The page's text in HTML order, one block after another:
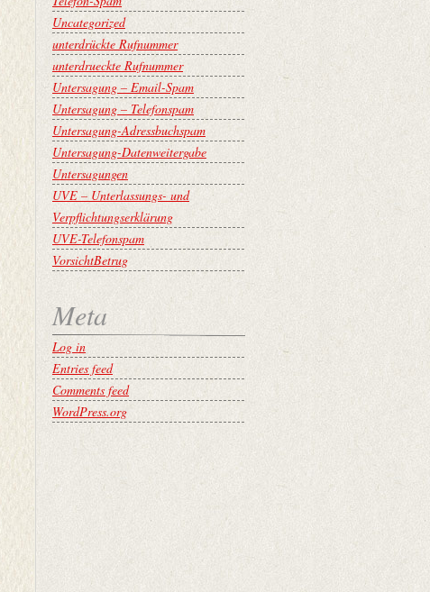
Uncategorized
unterdrückte Rufnummer
unterdrueckte Rufnummer
Untersagung – Email-Spam
Untersagung – Telefonspam
Untersagung-Adressbuchspam
Untersagung-Datenweitergabe
Untersagungen
UVE – Unterlassungs- und
Verpflichtungserklärung
UVE-Telefonspam
VorsichtBetrug
Meta
Log in
Entries feed
Comments feed
WordPress.org